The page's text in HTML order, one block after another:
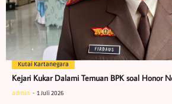
Kutai Kartanegara
Kejari Kukar Dalami Temuan BPK soal Honor
admin 1 Juli 2026